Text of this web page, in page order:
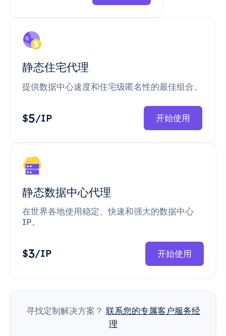
静态住宅代理
提供数据中心速度和住宅级匿名性的最佳组合。
$5/IP 开始使用
静态数据中心代理
在世界各地使用稳定、快速和强大的数据中心
IP。
$3/IP 开始使用
寻找定制解决方案？ 联系您的专属客户服务经
理